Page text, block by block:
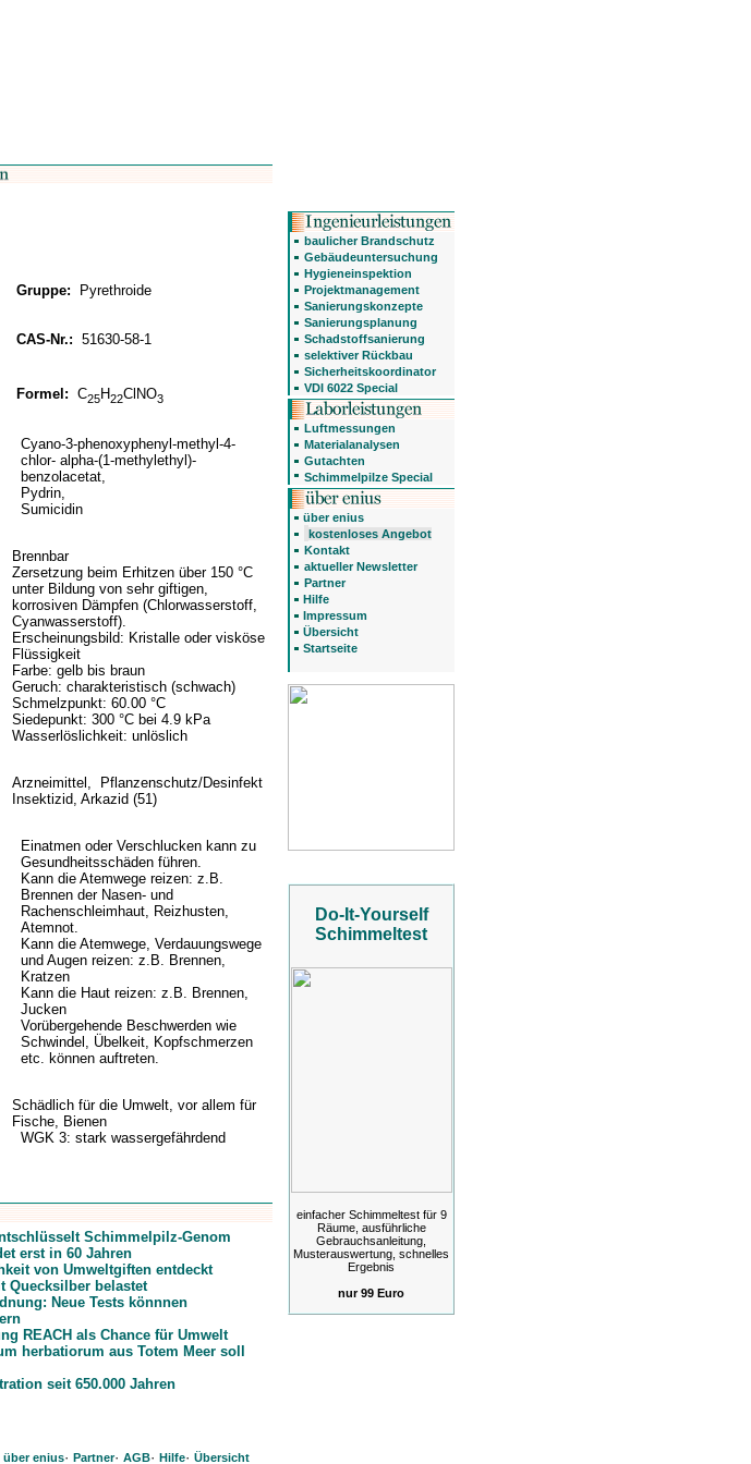
Gruppe: Pyrethroide
CAS-Nr.: 51630-58-1
Formel: C25H22ClNO3
Cyano-3-phenoxyphenyl-methyl-4-
chlor- alpha-(1-methylethyl)-
benzolacetat,
Pydrin,
Sumicidin
Brennbar
Zersetzung beim Erhitzen über 150 °C
unter Bildung von sehr giftigen,
korrosiven Dämpfen (Chlorwasserstoff,
Cyanwasserstoff).
Erscheinungsbild: Kristalle oder visköse
Flüssigkeit
Farbe: gelb bis braun
Geruch: charakteristisch (schwach)
Schmelzpunkt: 60.00 °C
Siedepunkt: 300 °C bei 4.9 kPa
Wasserlöslichkeit: unlöslich
Arzneimittel, Pflanzenschutz/Desinfekt
Insektizid, Arkazid (51)
Einatmen oder Verschlucken kann zu
Gesundheitsschäden führen.
Kann die Atemwege reizen: z.B.
Brennen der Nasen- und
Rachenschleimhaut, Reizhusten,
Atemnot.
Kann die Atemwege, Verdauungswege
und Augen reizen: z.B. Brennen,
Kratzen
Kann die Haut reizen: z.B. Brennen,
Jucken
Vorübergehende Beschwerden wie
Schwindel, Übelkeit, Kopfschmerzen
etc. können auftreten.
Schädlich für die Umwelt, vor allem für
Fische, Bienen
WGK 3: stark wassergefährdend
Schimmelpilz-Genom
erst in 60 Jahren
von Umweltgiften entdeckt
Quecksilber belastet
Neue Tests könnnen
REACH als Chance für Umwelt
herbatiorum aus Totem Meer soll
seit 650.000 Jahren
über enius· Partner· AGB· Hilfe· Übersicht
baulicher Brandschutz
Gebäudeuntersuchung
Hygieneinspektion
Projektmanagement
Sanierungskonzepte
Sanierungsplanung
Schadstoffsanierung
selektiver Rückbau
Sicherheitskoordinator
VDI 6022 Special
Luftmessungen
Materialanalysen
Gutachten
Schimmelpilze Special
über enius
kostenloses Angebot
Kontakt
aktueller Newsletter
Partner
Hilfe
Impressum
Übersicht
Startseite
Do-It-Yourself
Schimmeltest
einfacher Schimmeltest für 9
Räume, ausführliche
Gebrauchsanleitung,
Musterauswertung, schnelles
Ergebnis
nur 99 Euro